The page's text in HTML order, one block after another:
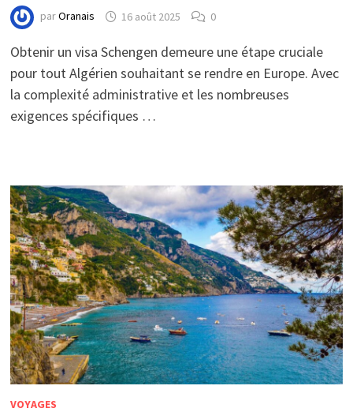
parOranais 16 août 2025 0
Obtenir un visa Schengen demeure une étape cruciale
pour tout Algérien souhaitant se rendre en Europe. Avec
la complexité administrative et les nombreuses
exigences spécifiques …
VOYAGES